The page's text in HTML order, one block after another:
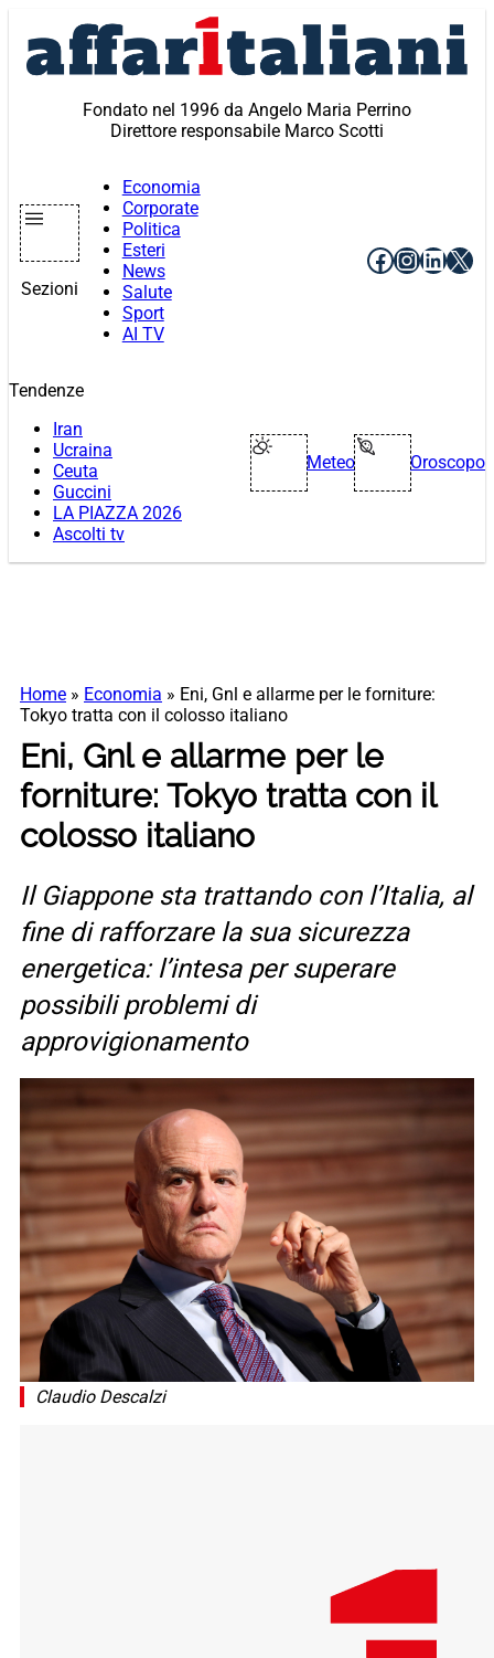
contenuto
Fondato nel 1996 da Angelo Maria Perrino
Direttore responsabile Marco Scotti
Sezioni
Economia
Corporate
Politica
Esteri
News
Salute
Sport
AI TV
Facebook
X
Tendenze
Iran
Ucraina
Ceuta
Guccini
LA PIAZZA 2026
Ascolti tv
Meteo Oroscopo
Home » Economia » Eni, Gnl e allarme per le forniture:
Tokyo tratta con il colosso italiano
Eni, Gnl e allarme per le
forniture: Tokyo tratta con il
colosso italiano
Il Giappone sta trattando con l’Italia, al
fine di rafforzare la sua sicurezza
energetica: l’intesa per superare
possibili problemi di
approvigionamento
Claudio Descalzi